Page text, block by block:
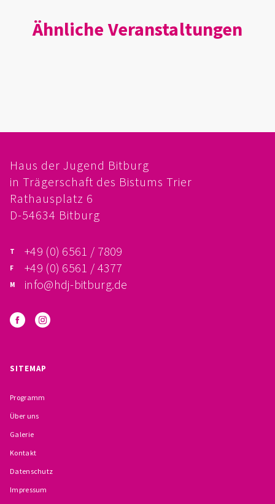
TEAM
FÖRDERVEREIN
KONZEPTION
VERPFLICHTUNGSERKLÄRUNG UND
BESCHWERDEMÖGLICHKEITEN
Ähnliche Veranstaltungen
Haus der Jugend Bitburg
in Trägerschaft des Bistums Trier
Rathausplatz 6
D-54634 Bitburg
+49 (0) 6561 / 7809
+49 (0) 6561 / 4377
info@hdj-bitburg.de
SITEMAP
Programm
Über uns
Galerie
Kontakt
Datenschutz
Impressum